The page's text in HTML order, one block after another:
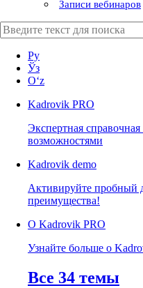
Записи вебинаров
Ру
Ўз
Oʻz
Kadrovik PRO
Экспертная
возможностями
Kadrovik demo
Активируйте пробный
преимущества!
О Kadrovik PRO
Узнайте больше о
Все 34 темы